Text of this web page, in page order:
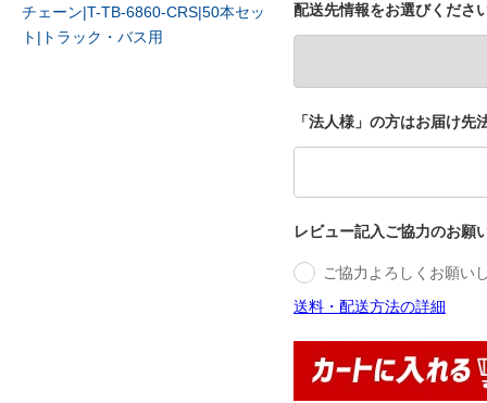
チェーン|T-TB-6860-CRS|50本セッ
ト|トラック・バス用
配送先情報をお選びくださ
「法人様」の方はお届け
レビュー記入ご協力のお願
ご協力よろしくお願い
送料・配送方法の詳細